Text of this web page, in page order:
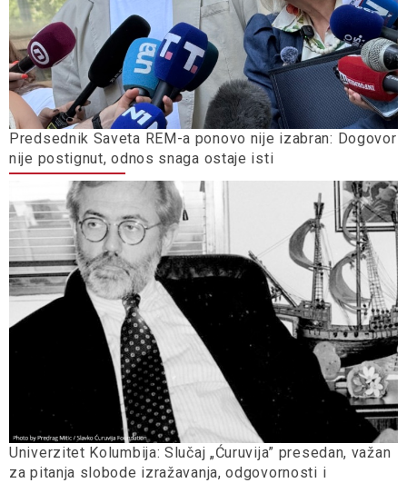
Predsednik Saveta REM-a ponovo nije izabran: Dogovor
nije postignut, odnos snaga ostaje isti
Univerzitet Kolumbija: Slučaj „Ćuruvija” presedan, važan
za pitanja slobode izražavanja, odgovornosti i